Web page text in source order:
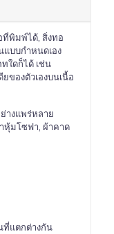
ที่พิมพ์ได้, สิ่งทอ
แบบกำหนดเอง
ใดก็ได้ เช่น
ของตัวเองบนเนื้อ
างแพร่หลาย
หุ้มโซฟา, ผ้าคาด
ที่แตกต่างกัน